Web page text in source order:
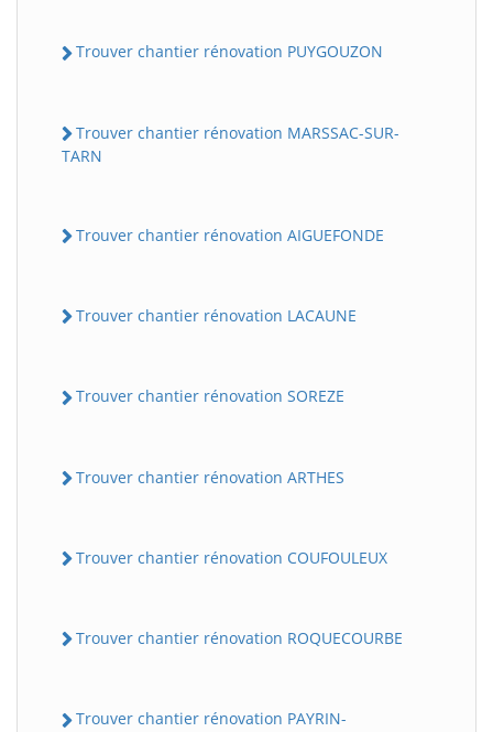
Trouver chantier rénovation PUYGOUZON
Trouver chantier rénovation MARSSAC-SUR-
TARN
Trouver chantier rénovation AIGUEFONDE
Trouver chantier rénovation LACAUNE
Trouver chantier rénovation SOREZE
Trouver chantier rénovation ARTHES
Trouver chantier rénovation COUFOULEUX
Trouver chantier rénovation ROQUECOURBE
Trouver chantier rénovation PAYRIN-